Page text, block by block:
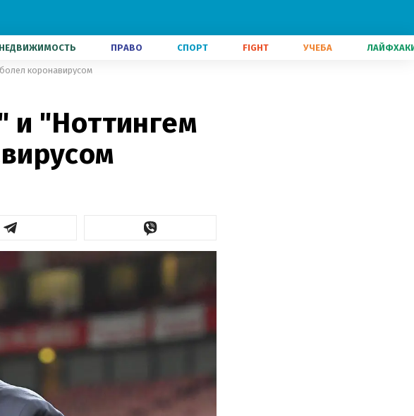
НЕДВИЖИМОСТЬ ПРАВО СПОРТ FIGHT УЧЕБА
коронавирусом
и "Ноттингем